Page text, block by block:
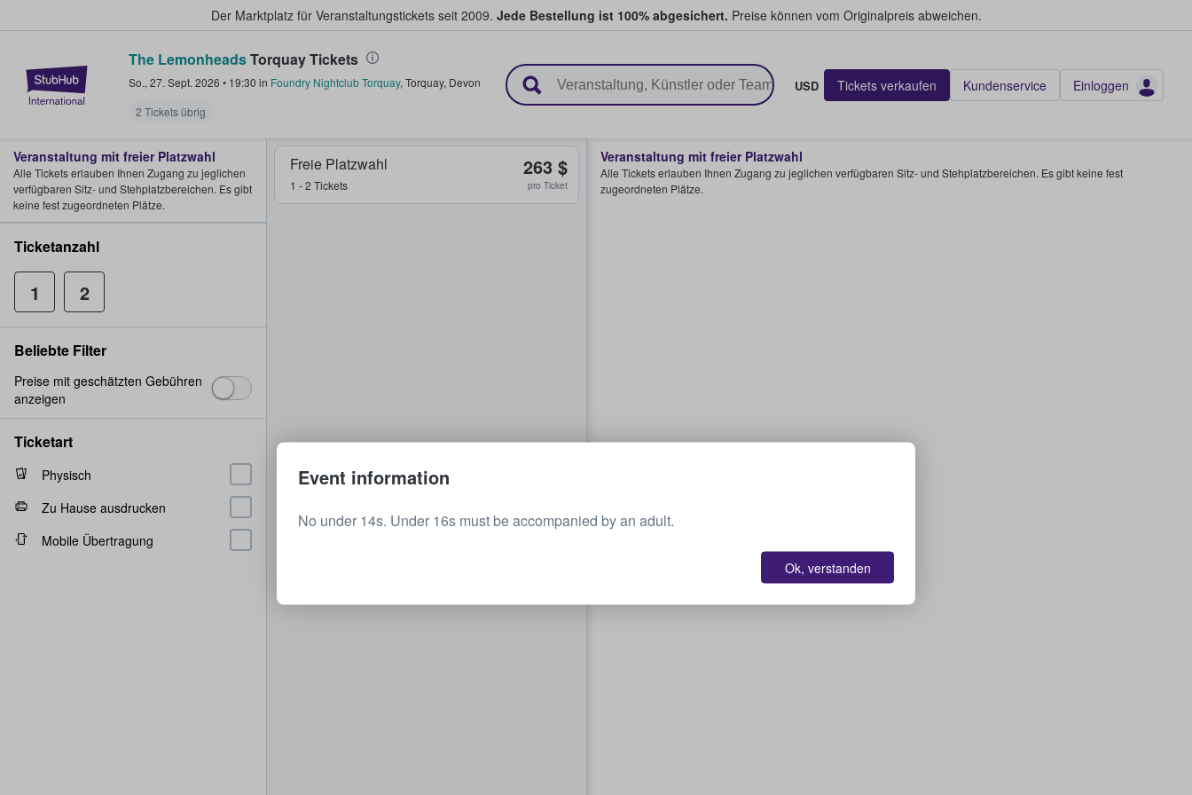
Der Marktplatz für Veranstaltungstickets seit 2009. Jede Bestellung ist 100% abgesichert. Preise können vom Originalpreis abweichen.
StubHub - Wo Fans Tickets kaufen & verkaufen
The LemonheadsTorquay Tickets
So., 27. Sept. 2026 • 19:30 in Foundry Nightclub Torquay, Torquay, Devon
2 Tickets übrig
USD Tickets verkaufen Kundenservice Einloggen
Freie Platzwahl
1 - 2 Tickets
263 $
pro Ticket
Veranstaltung mit freier Platzwahl
Alle Tickets erlauben Ihnen Zugang zu jeglichen verfügbaren Sitz- und Stehplatzbereichen. Es gibt keine fest
zugeordneten Plätze.
Veranstaltung mit freier Platzwahl
Alle Tickets erlauben Ihnen Zugang zu jeglichen
verfügbaren Sitz- und Stehplatzbereichen. Es gibt
keine fest zugeordneten Plätze.
Ticketanzahl
1 2
Beliebte Filter
Preise mit geschätzten Gebühren
anzeigen
Ticketart
Physisch
Zu Hause ausdrucken
Mobile Übertragung
Event information
No under 14s. Under 16s must be accompanied by an adult.
Ok, verstanden